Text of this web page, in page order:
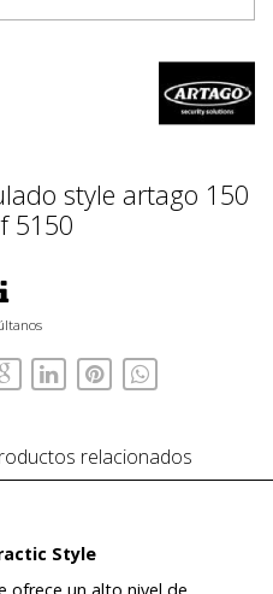
style artago 150
5150
relacionados
Style